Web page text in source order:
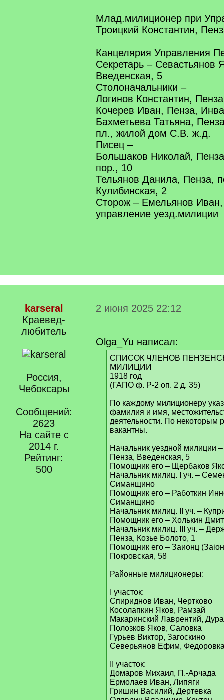
Млад.милиционер при
Троицкий Константин,
Канцелярия Управления
Секретарь – Севастьянов
Введенская, 5
Столоначальники –
Логинов Константин,
Кочерев Иван, Пенза,
Бахметьева Татьяна,
пл., жилой дом С.В. ж.д.
Писец –
Большаков Николай,
пор., 10
Тельянов Данила, Пенза,
Кулибинская, 2
Сторож – Емельянов
управление уезд.милиции
karseral
Краевед-
любитель
Россия,
Чебоксары
Сообщений:
2623
На сайте с
2014 г.
Рейтинг:
500
2 июня 2025 22:12
Olga_Yu написал:
[
q
]
СПИСОК ЧЛЕНОВ
МИЛИЦИИ
1918 год
(ГАПО ф. Р-2 оп. 2 д. 35)
По каждому милиционеру
фамилия и имя,
деятельности. По некоторым
вакантны.
Начальник уездной милиции
Пенза, Введенская, 5
Помощник его – Щербаков
Начальник милиц. I уч. –
Симанщино
Помощник его – Работкин
Симанщино
Начальник милиц. II уч. –
Помощник его – Холькин
Начальник милиц. III уч. –
Пенза, Козье Болото, 1
Помощник его – Заионц
Покровская, 58
Районные милиционеры:
I участок:
Спириднов Иван, Чертково
Косолапкин Яков, Рамзай
Макаринский Лаврентий,
Полозков Яков, Саловка
Гурьев Виктор, Загоскино
Северьянов Ефим,
II участок:
Домаров Михаил, П.-Арчада
Ермолаев Иван, Липяги
Гришин Василий, Дертевка